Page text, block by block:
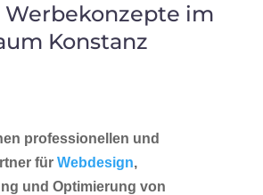
Werbekonzepte im
Konstanz
professionellen und
für Webdesign,
und Optimierung von